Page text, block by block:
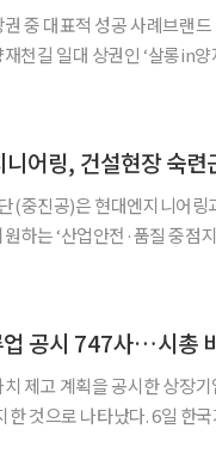
중 대표적 성공 사례브랜드
천길 일대 상권인 ‘살롱in
어링, 건설현장 숙
(중진공)은 현대엔지니어링
하는 ‘산업안전·품질 중점
업 공시 747사…시총
제고 계획을 공시한 상장
한국거래소에 따르면 2024년 5월 기업가치